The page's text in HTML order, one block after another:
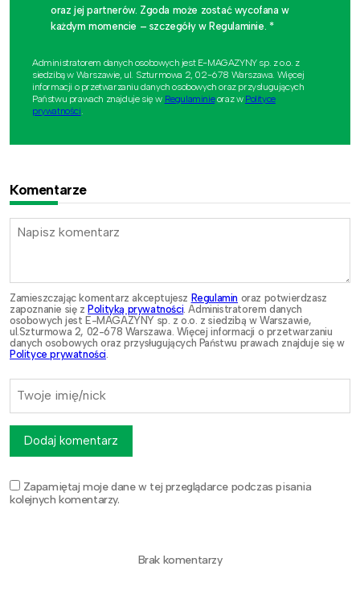
oraz jej partnerów. Zgoda może zostać wycofana w
każdym momencie – szczegóły w Regulaminie. *
Administratorem danych osobowych jest E-MAGAZYNY sp. z o.o. z
siedzibą w Warszawie, ul. Szturmowa 2, 02-678 Warszawa. Więcej
informacji o przetwarzaniu danych osobowych oraz przysługujących
Państwu prawach znajduje się w Regulaminieoraz w Polityce
prywatności.
Komentarze
Zamieszczając komentarz akceptujesz Regulamin oraz potwierdzasz
zapoznanie się zPolityką prywatności . Administratorem danych
osobowych jest E-MAGAZYNY sp. z o.o. z siedzibą w Warszawie,
ul.Szturmowa 2, 02-678 Warszawa. Więcej informacji o przetwarzaniu
danych osobowych oraz przysługujących Państwu prawach znajduje się w
Polityce prywatności
Zapamiętaj moje dane w tej przeglądarce podczas pisania
kolejnych komentarzy.
Dodaj komentarz
Brak komentarzy